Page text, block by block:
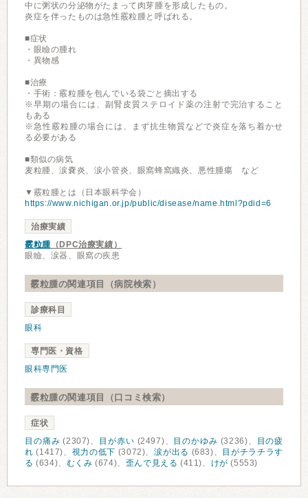
中に粥状の分泌物がたまって肉芽腫を形成したもの。
炎症を伴ったものは急性霰粒腫と呼ばれる。
■症状
・眼瞼の腫れ
・異物感
■治療
・手術：霰粒腫を包んでいる袋ごと摘出する
※早期の場合には、副腎皮質ステロイド薬の注射で完治すること
もある
※急性霰粒腫の場合には、まず抗生物質などで炎症を落ち着かせ
る必要がある
■類似の病気
麦粒腫、涙嚢炎、涙小管炎、眼窩蜂窩織炎、悪性腫瘍 など
▼霰粒腫とは（日本眼科学会）
https://www.nichigan.or.jp/public/disease/name.html?pdid=6
治療実績
霰粒腫（DPC治療実績）
眼瞼、涙器、眼窩の疾患
霰粒腫の関連項目（病院検索）
診療科目
眼科
専門医・資格
眼科専門医
霰粒腫の関連項目（口コミ検索）
症状
目の痛み (2307)、 目が赤い (2497)、 目のかゆみ (3236)、
目の疲
れ (1417)、 視力の低下 (3072)、涙が出る (683)、
目がチラチラす
る (634)、 むくみ (674)、 歪んで見える (411)、 けが (5553)